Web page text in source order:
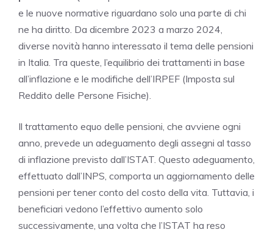
e le nuove normative riguardano solo una parte di chi
ne ha diritto. Da dicembre 2023 a marzo 2024,
diverse novità hanno interessato il tema delle pensioni
in Italia. Tra queste, l’equilibrio dei trattamenti in base
all’inflazione e le modifiche dell’IRPEF (Imposta sul
Reddito delle Persone Fisiche).
Il trattamento equo delle pensioni, che avviene ogni
anno, prevede un adeguamento degli assegni al tasso
di inflazione previsto dall’ISTAT. Questo adeguamento,
effettuato dall’INPS, comporta un aggiornamento delle
pensioni per tener conto del costo della vita. Tuttavia, i
beneficiari vedono l’effettivo aumento solo
successivamente, una volta che l’ISTAT ha reso